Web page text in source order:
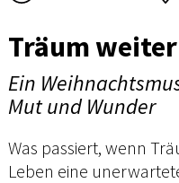
Träum
Ein
Mut und Wunder
Was passiert, wenn
Leben eine